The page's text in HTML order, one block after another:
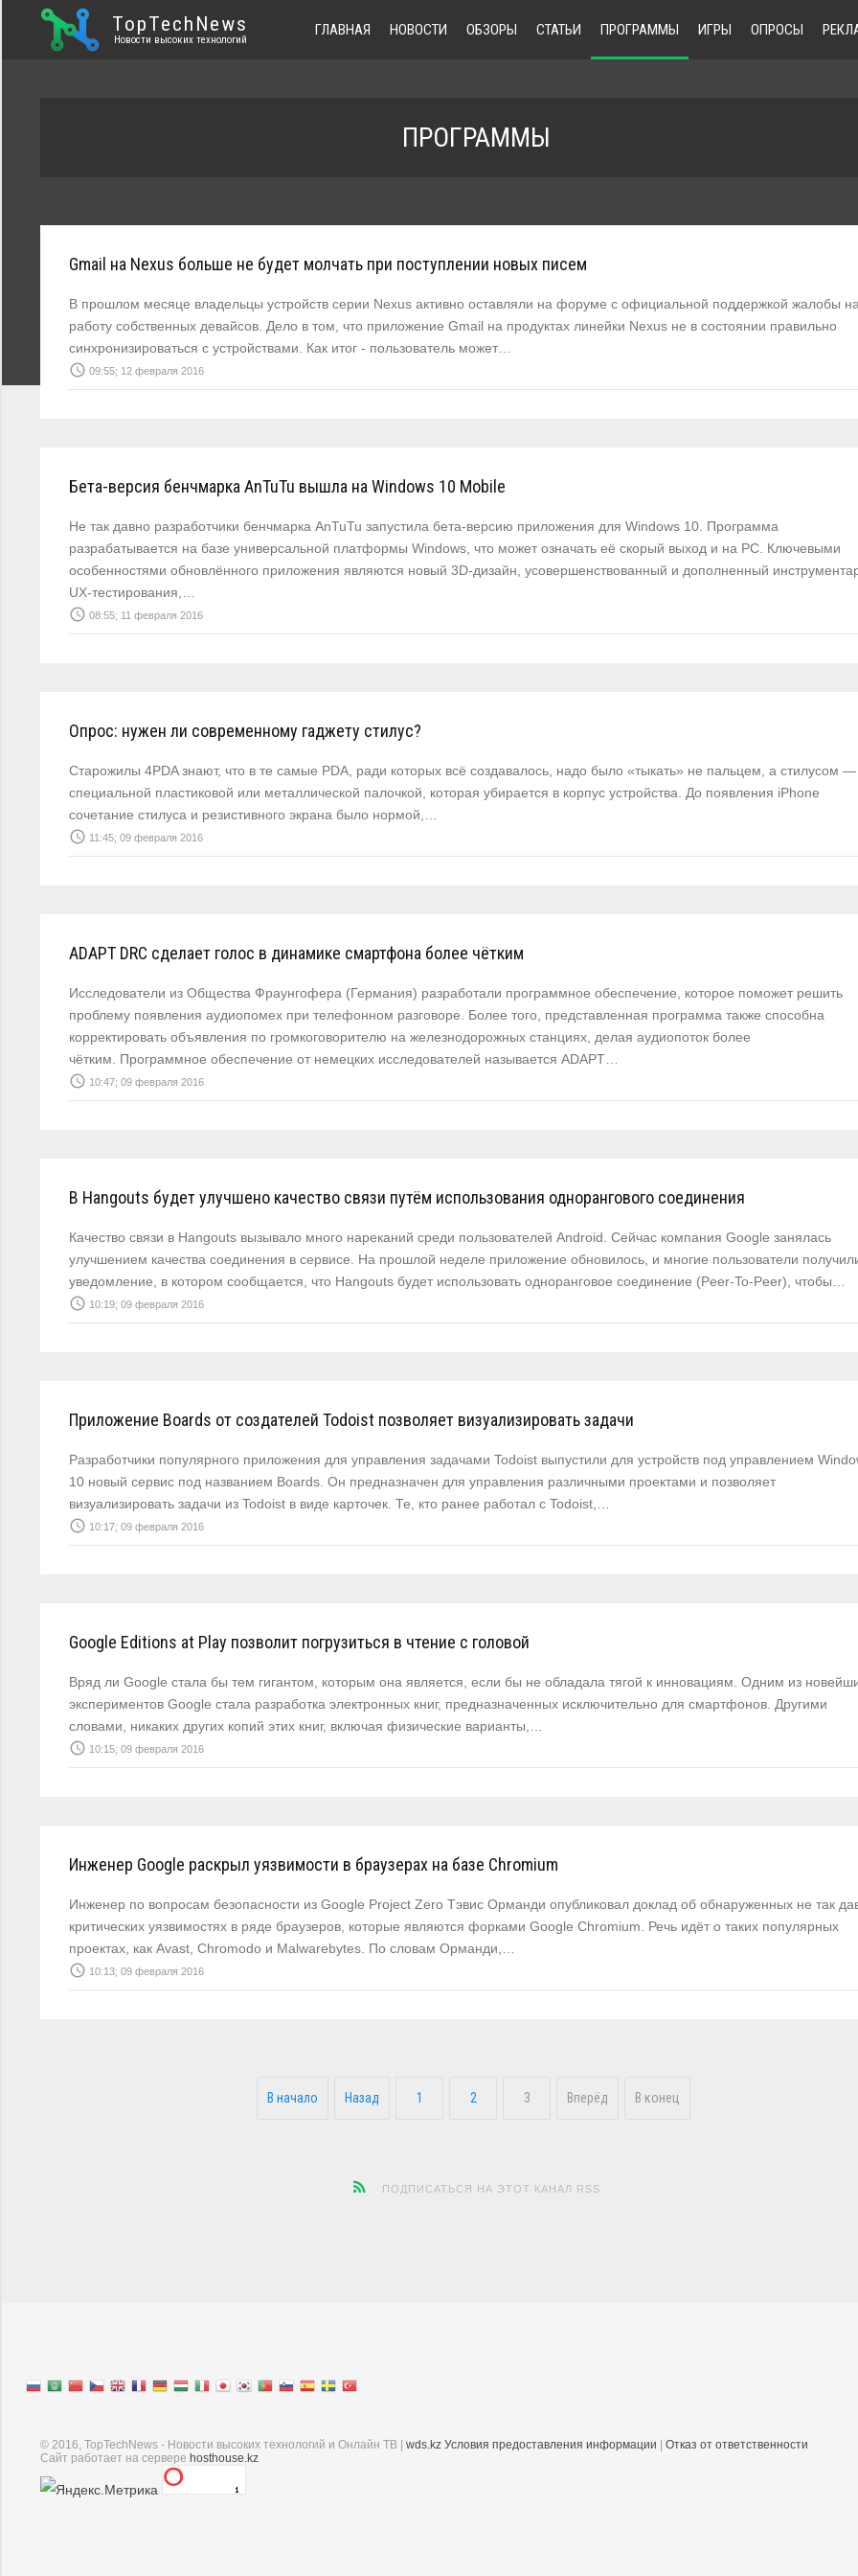
TopTechNews
Новости высоких технологий
ГЛАВНАЯ НОВОСТИ ОБЗОРЫ СТАТЬИ ПРОГРАММЫ ИГРЫ ОПРОСЫ
ПРОГРАММЫ
Gmail на Nexus больше не будет молчать при поступлении новых писем
В прошлом месяце владельцы устройств серии Nexus активно оставляли на форуме с официальной поддержкой жалобы
работу собственных девайсов. Дело в том, что приложение Gmail на продуктах линейки Nexus не в состоянии правильно
синхронизироваться с устройствами. Как итог - пользователь может…
access_time 09:55; 12 февраля 2016
Бета-версия бенчмарка AnTuTu вышла на Windows 10 Mobile
Не так давно разработчики бенчмарка AnTuTu запустила бета-версию приложения для Windows 10. Программа
разрабатывается на базе универсальной платформы Windows, что может означать её скорый выход и на PC. Ключевыми
особенностями обновлённого приложения являются новый 3D-дизайн, усовершенствованный и дополненный
UX-тестирования,…
access_time 08:55; 11 февраля 2016
Опрос: нужен ли современному гаджету стилус?
Старожилы 4PDA знают, что в те самые PDA, ради которых всё создавалось, надо было «тыкать» не пальцем, а стилусом —
специальной пластиковой или металлической палочкой, которая убирается в корпус устройства. До появления iPhone
сочетание стилуса и резистивного экрана было нормой,…
access_time 11:45; 09 февраля 2016
ADAPT DRC сделает голос в динамике смартфона более чётким
Исследователи из Общества Фраунгофера (Германия) разработали программное обеспечение, которое поможет решить
проблему появления аудиопомех при телефонном разговоре. Более того, представленная программа также способна
корректировать объявления по громкоговорителю на железнодорожных станциях, делая аудиопоток более
чётким. Программное обеспечение от немецких исследователей называется ADAPT…
access_time 10:47; 09 февраля 2016
В Hangouts будет улучшено качество связи путём использования однорангового соединения
Качество связи в Hangouts вызывало много нареканий среди пользователей Android. Сейчас компания Google занялась
улучшением качества соединения в сервисе. На прошлой неделе приложение обновилось, и многие пользователи
уведомление, в котором сообщается, что Hangouts будет использовать одноранговое соединение (Peer-To-Peer), чтобы…
access_time 10:19; 09 февраля 2016
Приложение Boards от создателей Todoist позволяет визуализировать задачи
Разработчики популярного приложения для управления задачами Todoist выпустили для устройств под управлением
10 новый сервис под названием Boards. Он предназначен для управления различными проектами и позволяет
визуализировать задачи из Todoist в виде карточек. Те, кто ранее работал с Todoist,…
access_time 10:17; 09 февраля 2016
Google Editions at Play позволит погрузиться в чтение с головой
Вряд ли Google стала бы тем гигантом, которым она является, если бы не обладала тягой к инновациям. Одним из
экспериментов Google стала разработка электронных книг, предназначенных исключительно для смартфонов. Другими
словами, никаких других копий этих книг, включая физические варианты,…
access_time 10:15; 09 февраля 2016
Инженер Google раскрыл уязвимости в браузерах на базе Chromium
Инженер по вопросам безопасности из Google Project Zero Тэвис Орманди опубликовал доклад об обнаруженных не так
критических уязвимостях в ряде браузеров, которые являются форками Google Chromium. Речь идёт о таких популярных
проектах, как Avast, Chromodo и Malwarebytes. По словам Орманди,…
access_time 10:13; 09 февраля 2016
В начало Назад 1 2 3 Вперёд В конец
ПОДПИСАТЬСЯ НА ЭТОТ КАНАЛ RSS
© 2016, TopTechNews - Новости высоких технологий и Онлайн ТВ | wds.kz Условия предоставления информации
Отказ от ответственности
Cайт работает на сервере hosthouse.kz